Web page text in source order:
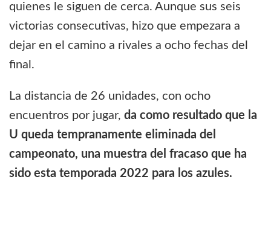
quienes le siguen de cerca. Aunque sus seis
victorias consecutivas, hizo que empezara a
dejar en el camino a rivales a ocho fechas del
final.
La distancia de 26 unidades, con ocho
encuentros por jugar, da como resultado que la
U queda tempranamente eliminada del
campeonato, una muestra del fracaso que ha
sido esta temporada 2022 para los azules.